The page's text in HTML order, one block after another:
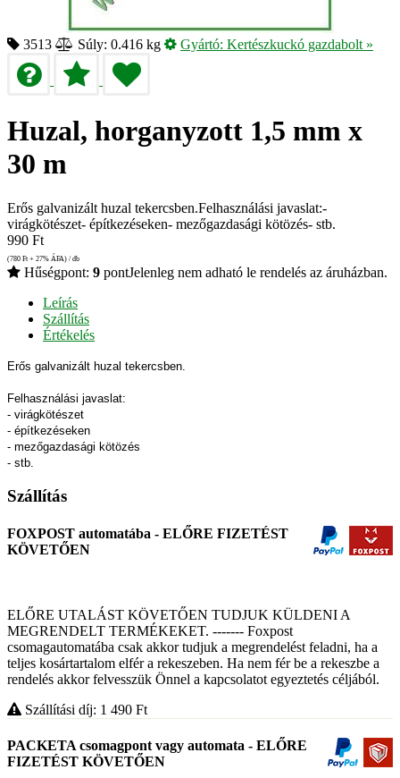
3513 Súly: 0.416 kg Gyártó: Kertészkuckó gazdabolt »
Huzal, horganyzott 1,5 mm x
30 m
Erős galvanizált huzal tekercsben.Felhasználási javaslat:-
virágkötészet- építkezéseken- mezőgazdasági kötözés- stb.
990 Ft
(780 Ft + 27% ÁFA) / db
Hűségpont: 9 pontJelenleg nem adható le rendelés az áruházban.
Leírás
Szállítás
Értékelés
Erős galvanizált huzal tekercsben.
Felhasználási javaslat:
- virágkötészet
- építkezéseken
- mezőgazdasági kötözés
- stb.
Szállítás
FOXPOST automatába - ELŐRE FIZETÉST
KÖVETŐEN
ELŐRE UTALÁST KÖVETŐEN TUDJUK KÜLDENI A
MEGRENDELT TERMÉKEKET. ------- Foxpost
csomagautomatába csak akkor tudjuk a megrendelést feladni, ha a
teljes kosártartalom elfér a rekeszeben. Ha nem fér be a rekeszbe a
rendelés akkor felvesszük Önnel a kapcsolatot egyeztetés céljából.
Szállítási díj: 1 490 Ft
PACKETA csomagpont vagy automata - ELŐRE
FIZETÉST KÖVETŐEN